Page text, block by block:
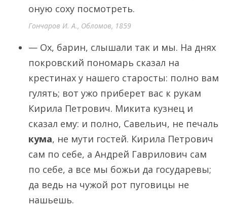
оную соху посмотреть.
Гончаров И. А., Обломов, 1859
— Ох, барин, слышали так и мы. На днях
покровский пономарь сказал на
крестинах у нашего старосты: полно вам
гулять; вот ужо приберет вас к рукам
Кирила Петрович. Микита кузнец и
сказал ему: и полно, Савельич, не печаль
кума, не мути гостей. Кирила Петрович
сам по себе, а Андрей Гаврилович сам
по себе, а все мы божьи да государевы;
да ведь на чужой рот пуговицы не
нашьешь.